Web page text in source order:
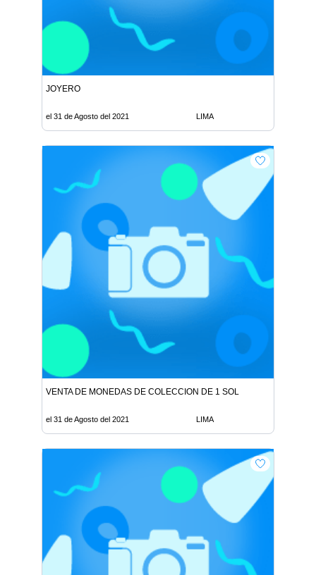
JOYERO
el 31 de Agosto del 2021 LIMA
VENTA DE MONEDAS DE COLECCION DE 1 SOL
el 31 de Agosto del 2021 LIMA